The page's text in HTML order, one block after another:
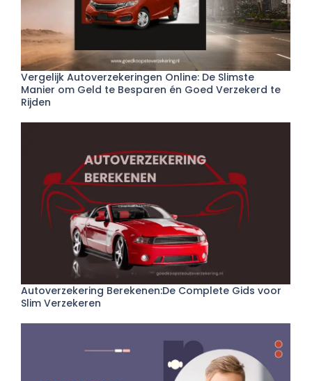
Vergelijk Autoverzekeringen Online: De Slimste
Manier om Geld te Besparen én Goed Verzekerd te
Rijden
Autoverzekering Berekenen:De Complete Gids voor
Slim Verzekeren